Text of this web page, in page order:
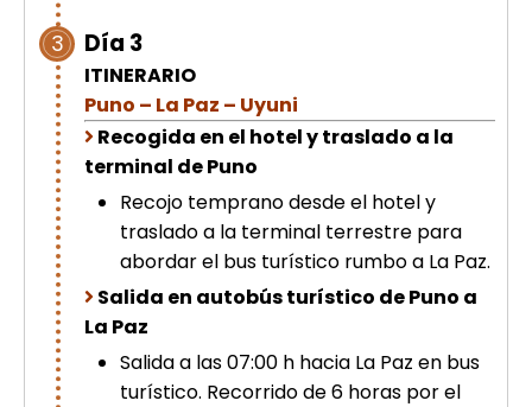
3 Día 3
ITINERARIO
Puno – La Paz – Uyuni
Recogida en el hotel y traslado a la
terminal de Puno
Recojo temprano desde el hotel y
traslado a la terminal terrestre para
abordar el bus turístico rumbo a La Paz.
Salida en autobús turístico de Puno a
La Paz
Salida a las 07:00 h hacia La Paz en bus
turístico. Recorrido de 6 horas por el